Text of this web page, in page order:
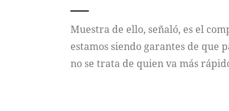
Muestra de ello, señaló, es el
estamos siendo garantes de que
no se trata de quien va más